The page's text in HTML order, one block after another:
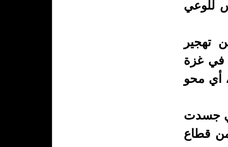
للوعي
مع «القدس العربي» إن ما حدث عام 1948 من تهجير
في غزة
أي محو
جسدت
قطاع